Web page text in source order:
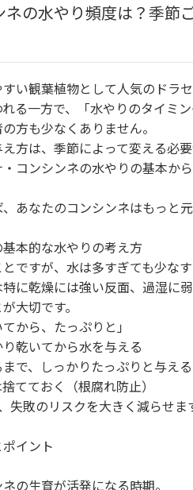
ネの水やり頻度は？季節
い観葉植物として人気のドラセ
る一方で、「水やりのタイミ
方も少なくありません。
方は、季節によって変える必要
コンシンネの水やりの基本か
あなたのコンシンネはもっと
本的な水やりの考え方
ですが、水は多すぎても少なす
に乾燥には強い反面、過湿に
大切です。
から、たっぷりと」
乾いてから水を与える
で、しっかりたっぷりと与える
てておく（根腐れ防止）
失敗のリスクを大きく減らせま
イント
の生育が活発になる時期。